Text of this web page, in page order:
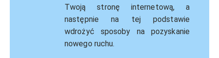
Twoją stronę internetową, a
następnie na tej podstawie
wdrożyć sposoby na pozyskanie
nowego ruchu.